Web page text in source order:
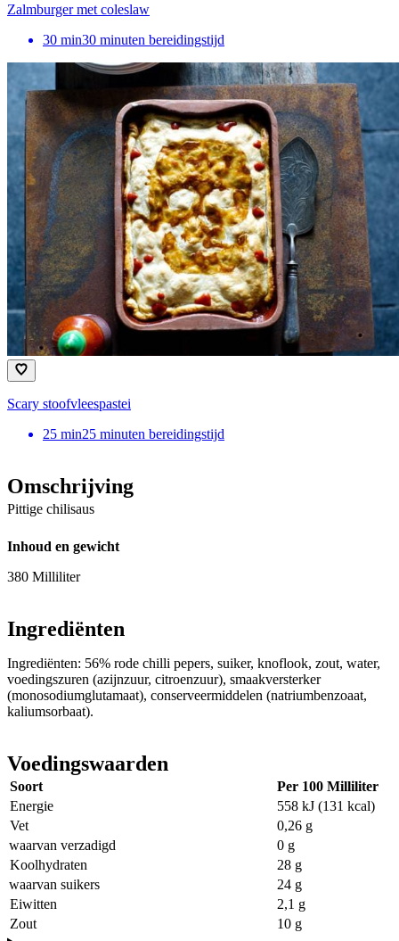
Zalmburger met coleslaw
30 min30 minuten bereidingstijd
Scary stoofvleespastei
25 min25 minuten bereidingstijd
Omschrijving
Pittige chilisaus
Inhoud en gewicht
380 Milliliter
Ingrediënten
Ingrediënten: 56% rode chilli pepers, suiker, knoflook, zout, water,
voedingszuren (azijnzuur, citroenzuur), smaakversterker
(monosodiumglutamaat), conserveermiddelen (natriumbenzoaat,
kaliumsorbaat).
Voedingswaarden
Soort
Per 100 Milliliter
Energie
558 kJ (131 kcal)
Vet
0,26 g
waarvan verzadigd
0 g
Koolhydraten
28 g
waarvan suikers
24 g
Eiwitten
2,1 g
Zout
10 g